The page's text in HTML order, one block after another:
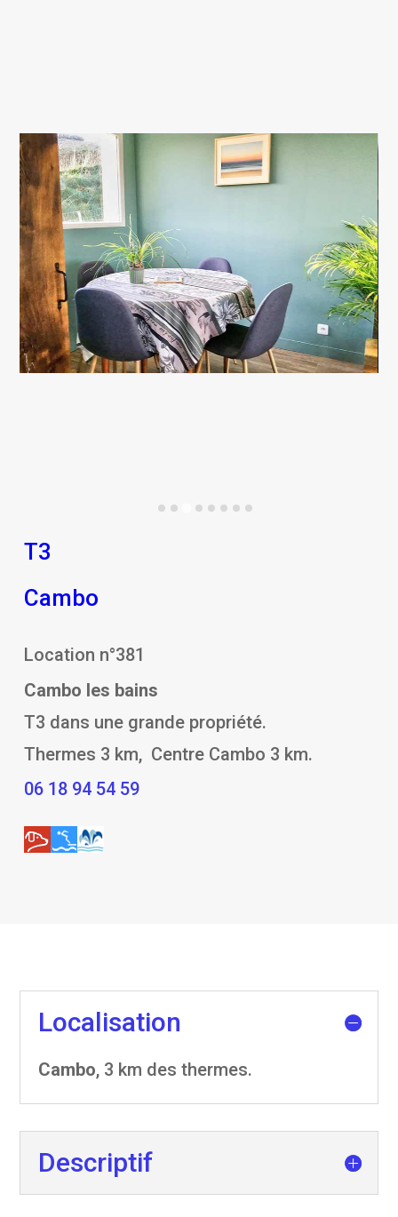
T3
Cambo
Location n°381
Cambo les bains
T3 dans une grande propriété.
Thermes 3 km, Centre Cambo 3 km.
06 18 94 54 59
Localisation
Cambo, 3 km des thermes.
Descriptif